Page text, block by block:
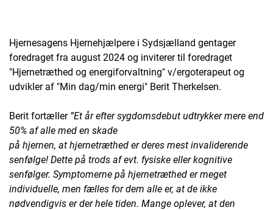
Hjernesagens Hjernehjælpere i Sydsjælland gentager
foredraget fra august 2024 og inviterer til foredraget
"Hjernetræthed og energiforvaltning" v/ergoterapeut og
udvikler af "Min dag/min energi" Berit Therkelsen.
Berit fortæller ”Et år efter sygdomsdebut udtrykker mere end
50% af alle med en skade
på hjernen, at hjernetræthed er deres mest invaliderende
senfølge! Dette på trods af evt. fysiske eller kognitive
senfølger. Symptomerne på hjernetræthed ermeget
individuelle, men fælles for dem alle er, at de ikke
nødvendigvis er derhele tiden. Mange oplever, at den